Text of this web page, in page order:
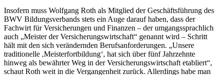
Insofern muss Wolfgang Roth als Mitglied der Geschäftsführung des
BWV Bildungsverbands stets ein Auge darauf haben, dass der
Fachwirt für Versicherungen und Finanzen – der umgangssprachlich
auch „Meister der Versicherungswirtschaft“ genannt wird – Schritt
hält mit den sich verändernden Berufsanforderungen. „Unsere
traditionelle ,Meisterfortbildung‘, hat sich über fünf Jahrzehnte
hinweg als bewährter Weg in der Versicherungswirtschaft etabliert“,
schaut Roth weit in die Vergangenheit zurück. Allerdings habe man